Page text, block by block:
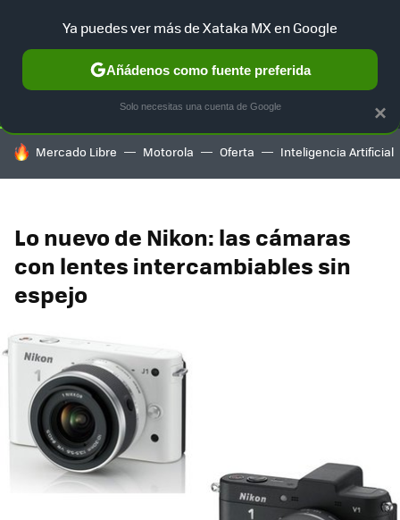
SELECCIÓN GAMING HOME AUTO TERRITORIO
HOY SE HABLA DE
Mercado Libre Motorola Oferta Inteligencia Artificial
Lo nuevo de Nikon: las cámaras
con lentes intercambiables sin
espejo
×
Ya puedes ver más de Xataka MX en Google
Añádenos como fuente preferida
Solo necesitas una cuenta de Google